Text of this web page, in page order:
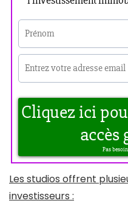
Les studios offrent
investisseurs :